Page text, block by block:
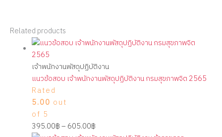
Related products
เจ้าพนักงานพัสดุปฏิบัติงาน
แนวข้อสอบ เจ้าพนักงานพัสดุปฏิบัติงาน กรมสุขภาพจิต 2565
Rated
5.00 out
of 5
395.00฿– 605.00฿